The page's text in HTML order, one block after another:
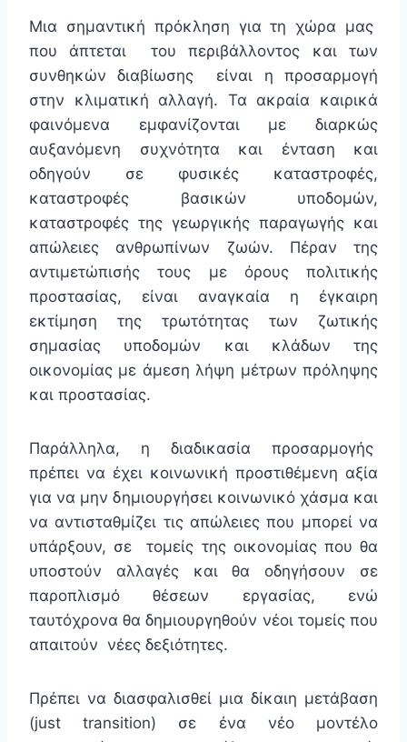
Μια σημαντική πρόκληση για τη χώρα μας
που άπτεται του περιβάλλοντος και των
συνθηκών διαβίωσης είναι η προσαρμογή
στην κλιματική αλλαγή. Τα ακραία καιρικά
φαινόμενα εμφανίζονται με διαρκώς
αυξανόμενη συχνότητα και ένταση και
οδηγούν σε φυσικές καταστροφές,
καταστροφές βασικών υποδομών,
καταστροφές της γεωργικής παραγωγής και
απώλειες ανθρωπίνων ζωών. Πέραν της
αντιμετώπισής τους με όρους πολιτικής
προστασίας, είναι αναγκαία η έγκαιρη
εκτίμηση της τρωτότητας των ζωτικής
σημασίας υποδομών και κλάδων της
οικονομίας με άμεση λήψη μέτρων πρόληψης
και προστασίας.
Παράλληλα, η διαδικασία προσαρμογής
πρέπει να έχει κοινωνική προστιθέμενη αξία
για να μην δημιουργήσει κοινωνικό χάσμα και
να αντισταθμίζει τις απώλειες που μπορεί να
υπάρξουν, σε τομείς της οικονομίας που θα
υποστούν αλλαγές και θα οδηγήσουν σε
παροπλισμό θέσεων εργασίας, ενώ
ταυτόχρονα θα δημιουργηθούν νέοι τομείς που
απαιτούν νέες δεξιότητες.
Πρέπει να διασφαλισθεί μια δίκαιη μετάβαση
(just transition) σε ένα νέο μοντέλο